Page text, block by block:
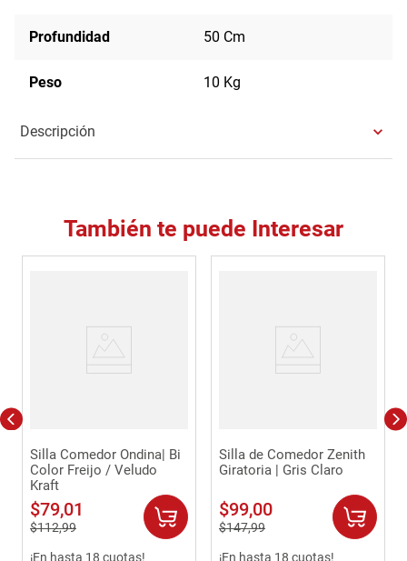
Profundidad 50 Cm
Peso 10 Kg
Descripción
También te puede Interesar
Silla Comedor Ondina| Bi
Color Freijo / Veludo
Kraft
$79,01
$112,99
¡En hasta 18 cuotas!
Silla de Comedor Zenith
Giratoria | Gris Claro
$99,00
$147,99
¡En hasta 18 cuotas!